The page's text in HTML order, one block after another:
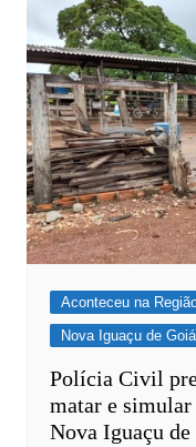
Aconteceu na
Nova Iguaçu de
Polícia Civil
matar e
Nova Iguaçu de